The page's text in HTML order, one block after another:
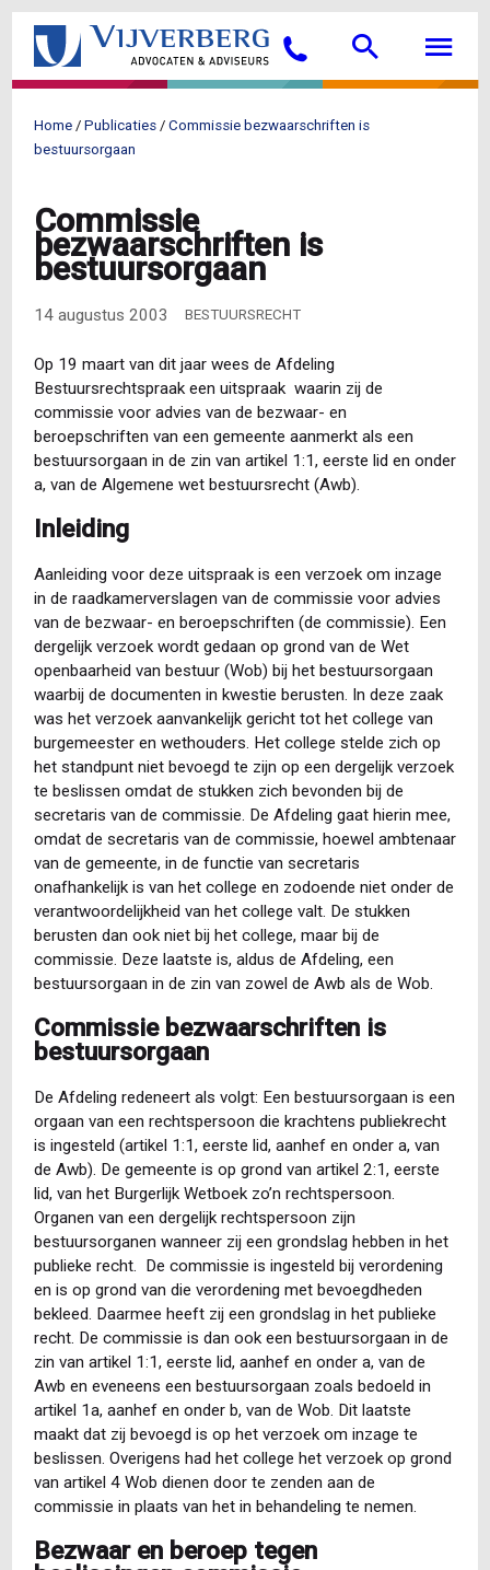
Overslaan
de
gaan
Bellen Search
Kruimelpad
Home Publicaties
Commissie bezwaarschriften is
bestuursorgaan
Commissie
bezwaarschriften is
bestuursorgaan
14 augustus 2003 BESTUURSRECHT
Op 19 maart van dit jaar wees de Afdeling
Bestuursrechtspraak een uitspraak waarin zij de
commissie voor advies van de bezwaar- en
beroepschriften van een gemeente aanmerkt als een
bestuursorgaan in de zin van artikel 1:1, eerste lid en onder
a, van de Algemene wet bestuursrecht (Awb).
Inleiding
Aanleiding voor deze uitspraak is een verzoek om inzage
in de raadkamerverslagen van de commissie voor advies
van de bezwaar- en beroepschriften (de commissie). Een
dergelijk verzoek wordt gedaan op grond van de Wet
openbaarheid van bestuur (Wob) bij het bestuursorgaan
waarbij de documenten in kwestie berusten. In deze zaak
was het verzoek aanvankelijk gericht tot het college van
burgemeester en wethouders. Het college stelde zich op
het standpunt niet bevoegd te zijn op een dergelijk verzoek
te beslissen omdat de stukken zich bevonden bij de
secretaris van de commissie. De Afdeling gaat hierin mee,
omdat de secretaris van de commissie, hoewel ambtenaar
van de gemeente, in de functie van secretaris
onafhankelijk is van het college en zodoende niet onder de
verantwoordelijkheid van het college valt. De stukken
berusten dan ook niet bij het college, maar bij de
commissie. Deze laatste is, aldus de Afdeling, een
bestuursorgaan in de zin van zowel de Awb als de Wob.
Commissie bezwaarschriften is
bestuursorgaan
De Afdeling redeneert als volgt: Een bestuursorgaan is een
orgaan van een rechtspersoon die krachtens publiekrecht
is ingesteld (artikel 1:1, eerste lid, aanhef en onder a, van
de Awb). De gemeente is op grond van artikel 2:1, eerste
lid, van het Burgerlijk Wetboek zo’n rechtspersoon.
Organen van een dergelijk rechtspersoon zijn
bestuursorganen wanneer zij een grondslag hebben in het
publieke recht. De commissie is ingesteld bij verordening
en is op grond van die verordening met bevoegdheden
bekleed. Daarmee heeft zij een grondslag in het publieke
recht. De commissie is dan ook een bestuursorgaan in de
zin van artikel 1:1, eerste lid, aanhef en onder a, van de
Awb en eveneens een bestuursorgaan zoals bedoeld in
artikel 1a, aanhef en onder b, van de Wob. Dit laatste
maakt dat zij bevoegd is op het verzoek om inzage te
beslissen. Overigens had het college het verzoek op grond
van artikel 4 Wob dienen door te zenden aan de
commissie in plaats van het in behandeling te nemen.
Bezwaar en beroep tegen